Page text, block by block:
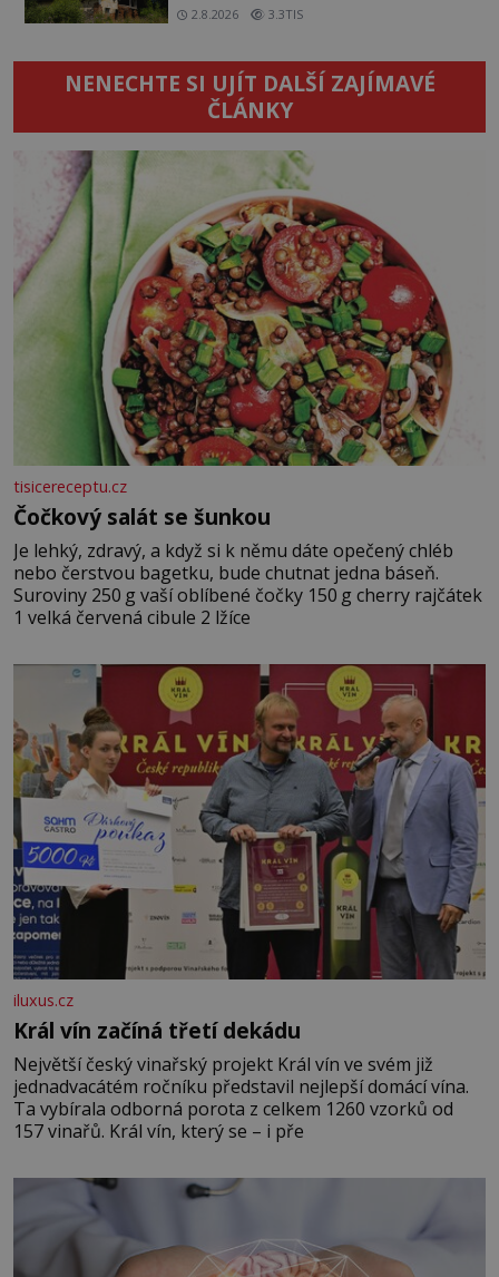
2.8.2026 3.3TIS
NENECHTE SI UJÍT DALŠÍ ZAJÍMAVÉ
ČLÁNKY
tisicereceptu.cz
Čočkový salát se šunkou
Je lehký, zdravý, a když si k němu dáte opečený chléb
nebo čerstvou bagetku, bude chutnat jedna báseň.
Suroviny 250 g vaší oblíbené čočky 150 g cherry rajčátek
1 velká červená cibule 2 lžíce
iluxus.cz
Král vín začíná třetí dekádu
Největší český vinařský projekt Král vín ve svém již
jednadvacátém ročníku představil nejlepší domácí vína.
Ta vybírala odborná porota z celkem 1260 vzorků od
157 vinařů. Král vín, který se – i pře